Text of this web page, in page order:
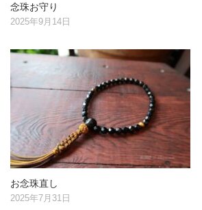
念珠お守り
2025年9月14日
お念珠直し
2025年7月31日